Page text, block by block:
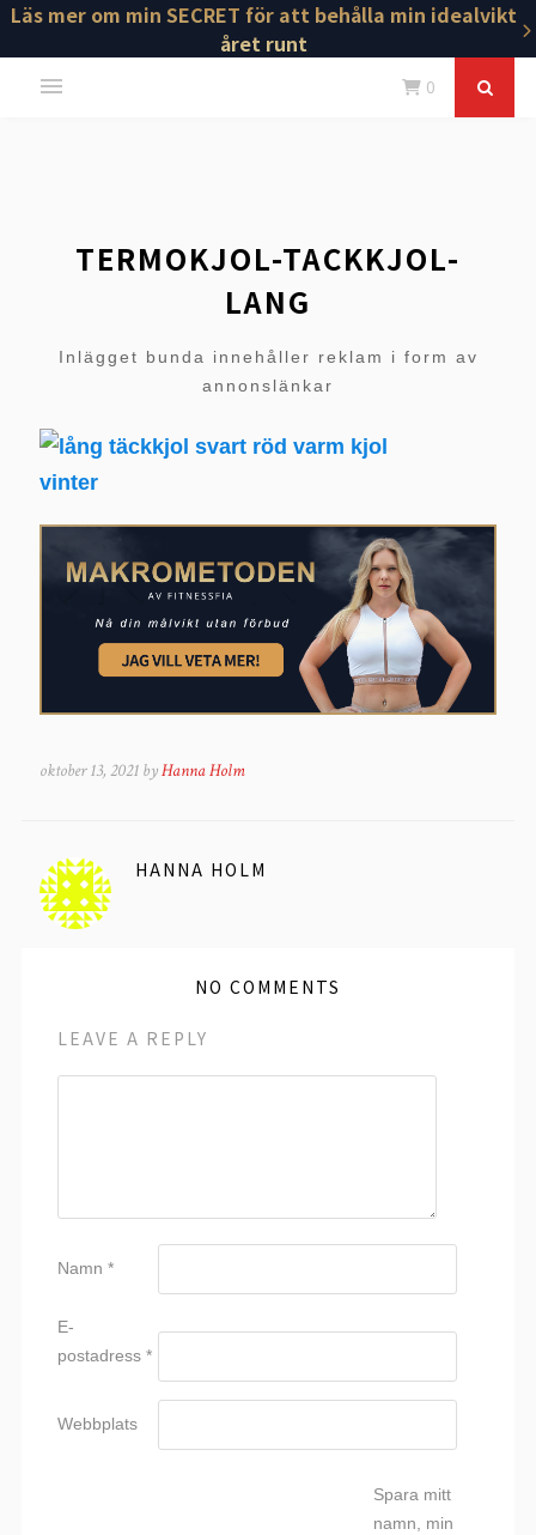
Läs mer om min SECRET för att behålla min idealvikt
året runt
0
TERMOKJOL-TACKKJOL-
LANG
Inlägget bunda innehåller reklam i form av
annonslänkar
oktober 13, 2021 byHanna Holm
HANNA HOLM
NO COMMENTS
LEAVE A REPLY
Namn *
E-
postadress *
Webbplats
Spara mitt
namn, min